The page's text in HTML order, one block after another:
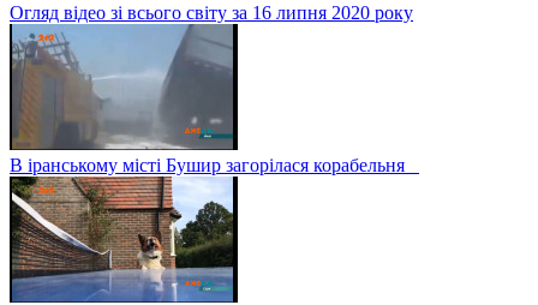
Огляд відео зі всього світу за 16 липня 2020 року
В іранському місті Бушир загорілася корабельня